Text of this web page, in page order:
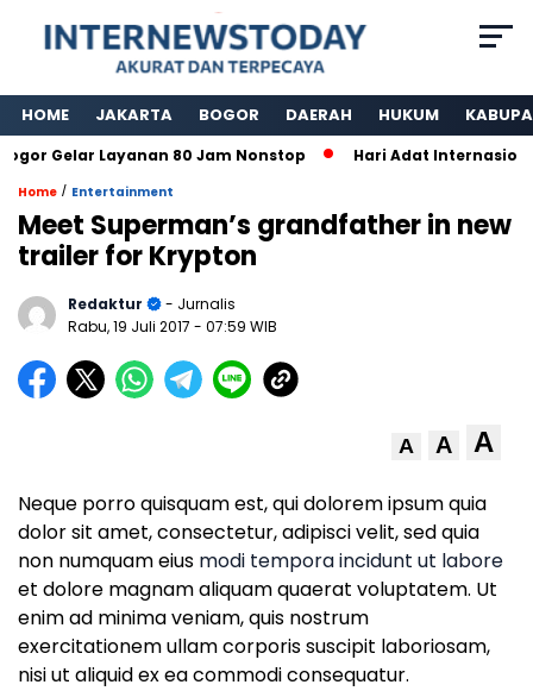
HOME JAKARTA BOGOR DAERAH HUKUM
Gelar Layanan 80 Jam Nonstop Hari Adat Internasional
Home / Entertainment
Meet Superman’s grandfather in new
trailer for Krypton
Redaktur
- Jurnalis
Rabu, 19 Juli 2017 - 07:59 WIB
A A A
Neque porro quisquam est, qui dolorem ipsum quia
dolor sit amet, consectetur, adipisci velit, sed quia
non numquam eius modi tempora incidunt ut labore
et dolore magnam aliquam quaerat voluptatem. Ut
enim ad minima veniam, quis nostrum
exercitationem ullam corporis suscipit laboriosam,
nisi ut aliquid ex ea commodi consequatur.